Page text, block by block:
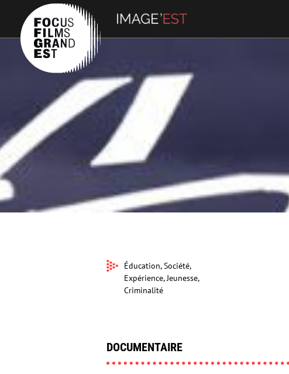
Éducation, Société,
Expérience, Jeunesse,
Criminalité
DOCUMENTAIRE